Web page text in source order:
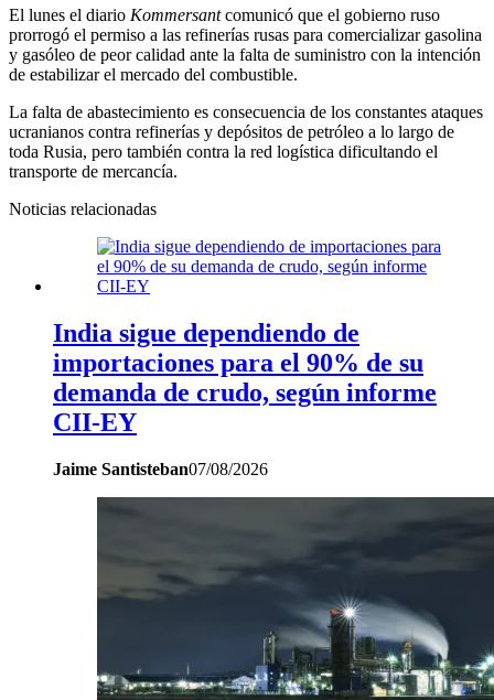
El lunes el diario Kommersantcomunicó que el gobierno ruso
prorrogó el permiso a las refinerías rusas para comercializar gasolina
y gasóleo de peor calidad ante la falta de suministro con la intención
de estabilizar el mercado del combustible.
La falta de abastecimiento es consecuencia de los constantes ataques
ucranianos contra refinerías y depósitos de petróleo a lo largo de
toda Rusia, pero también contra la red logística dificultando el
transporte de mercancía.
Noticias relacionadas
India sigue dependiendo de
importaciones para el 90% de su
demanda de crudo, según informe
CII-EY
Jaime Santisteban07/08/2026